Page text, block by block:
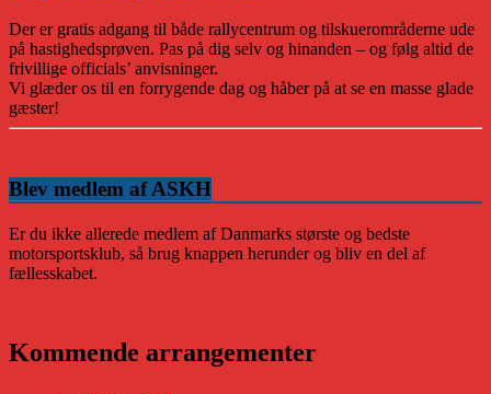
Der er gratis adgang til både rallycentrum og tilskuerområderne ude
på hastighedsprøven. Pas på dig selv og hinanden – og følg altid de
frivillige officials’ anvisninger.
Vi glæder os til en forrygende dag og håber på at se en masse glade
gæster!
Blev medlem af ASKH
Er du ikke allerede medlem af Danmarks største og bedste
motorsportsklub, så brug knappen herunder og bliv en del af
fællesskabet.
Kommende arrangementer